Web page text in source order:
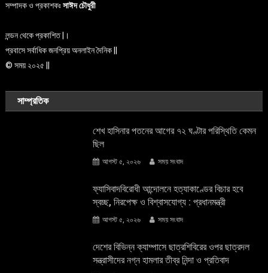
সম্পাদক ও প্রকাশকঃসাঈদ চৌধুরী
লন্ডন থেকে প্রকাশিত |।
প্রবাসে সর্বাধিক জনপ্রিয় অনলাইন দৈনিক ||
© সময় ২০২৫ ||
সাম্প্রতিক
শেখ হাসিনার পতনের আগের ৭২ ঘণ্টার পরিস্থিতি কেমন
ছিল
আগস্ট ৫, ২০২৬ সময় সংবাদ
ফ্যাসিবাদবিরোধী আন্দোলনে হত্যাকাণ্ডের বিচার হবে
স্বচ্ছ, নিরপেক্ষ ও বিশ্বাসযোগ্য : প্রধানমন্ত্রী
আগস্ট ৫, ২০২৬ সময় সংবাদ
দেশের বিভিন্ন ক্যাম্পাসে ছাত্রশিবিরের ওপর ছাত্রদল
সন্ত্রাসীদের নগ্ন হামলার তীব্র নিন্দা ও প্রতিবাদ